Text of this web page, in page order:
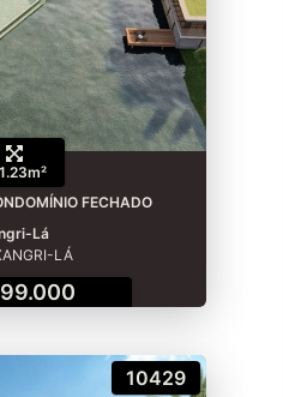
FECHADO
Lá
LÁ
10429